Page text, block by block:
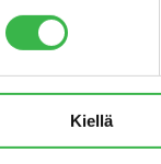
Kiellä
Myös
tuotetta,
alussa